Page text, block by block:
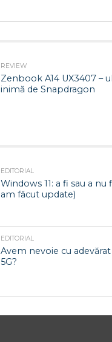
REVIEW
Zenbook A14 UX3407 –
inimă de Snapdragon
EDITORIAL
Windows 11: a fi sau a nu
am făcut update)
EDITORIAL
Avem nevoie cu
5G?